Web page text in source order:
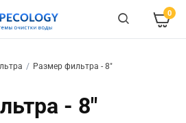
0
Размер фильтра - 8"
- 8"